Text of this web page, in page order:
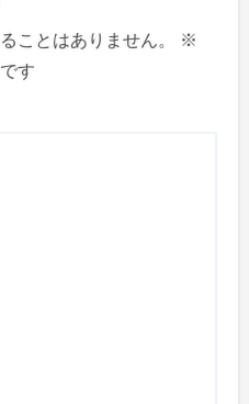
ことはありません。
※
す